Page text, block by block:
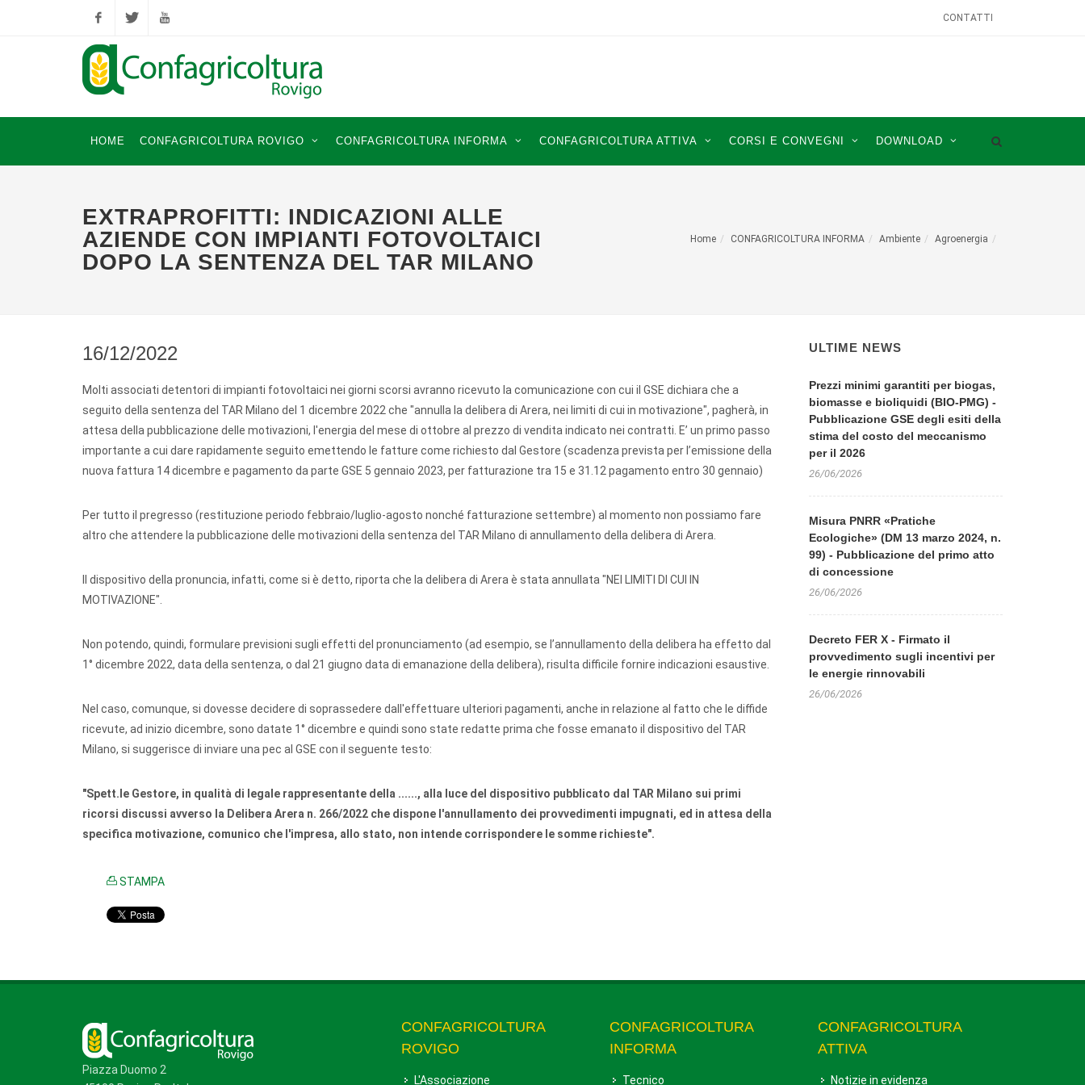
FacebookTwitter YouTube
CONTATTI
HOME CONFAGRICOLTURA ROVIGO CONFAGRICOLTURA INFORMA CONFAGRICOLTURA ATTIVA CORSI E CONVEGNI DOWNLOAD
EXTRAPROFITTI: INDICAZIONI ALLE
AZIENDE CON IMPIANTI FOTOVOLTAICI
DOPO LA SENTENZA DEL TAR MILANO
Home CONFAGRICOLTURA INFORMA Ambiente Agroenergia
16/12/2022
Molti associati detentori di impianti fotovoltaici nei giorni scorsi avranno ricevuto la comunicazione con cui il GSE dichiara che a
seguito della sentenza del TAR Milano del 1 dicembre 2022 che "annulla la delibera di Arera, nei limiti di cui in motivazione", pagherà, in
attesa della pubblicazione delle motivazioni, l'energia del mese di ottobre al prezzo di vendita indicato nei contratti. E’ un primo passo
importante a cui dare rapidamente seguito emettendo le fatture come richiesto dal Gestore (scadenza prevista per l’emissione della
nuova fattura 14 dicembre e pagamento da parte GSE 5 gennaio 2023, per fatturazione tra 15 e 31.12 pagamento entro 30 gennaio)
Per tutto il pregresso (restituzione periodo febbraio/luglio-agosto nonché fatturazione settembre) al momento non possiamo fare
altro che attendere la pubblicazione delle motivazioni della sentenza del TAR Milano di annullamento della delibera di Arera.
Il dispositivo della pronuncia, infatti, come si è detto, riporta che la delibera di Arera è stata annullata "NEI LIMITI DI CUI IN
MOTIVAZIONE".
Non potendo, quindi, formulare previsioni sugli effetti del pronunciamento (ad esempio, se l’annullamento della delibera ha effetto dal
1° dicembre 2022, data della sentenza, o dal 21 giugno data di emanazione della delibera), risulta difficile fornire indicazioni esaustive.
Nel caso, comunque, si dovesse decidere di soprassedere dall'effettuare ulteriori pagamenti, anche in relazione al fatto che le diffide
ricevute, ad inizio dicembre, sono datate 1° dicembre e quindi sono state redatte prima che fosse emanato il dispositivo del TAR
Milano, si suggerisce di inviare una pec al GSE con il seguente testo:
"Spett.le Gestore, in qualità di legale rappresentante della ......, alla luce del dispositivo pubblicato dal TAR Milano sui primi
ricorsi discussi avverso la Delibera Arera n. 266/2022 che dispone l'annullamento dei provvedimenti impugnati, ed in attesa della
specifica motivazione, comunico che l'impresa, allo stato, non intende corrispondere le somme richieste".
STAMPA
ULTIME NEWS
Prezzi minimi garantiti per biogas,
biomasse e bioliquidi (BIO-PMG) -
Pubblicazione GSE degli esiti della
stima del costo del meccanismo
per il 2026
26/06/2026
Misura PNRR «Pratiche
Ecologiche» (DM 13 marzo 2024, n.
99) - Pubblicazione del primo atto
di concessione
26/06/2026
Decreto FER X - Firmato il
provvedimento sugli incentivi per
le energie rinnovabili
26/06/2026
Piazza Duomo 2
CONFAGRICOLTURA
ROVIGO
L'Associazione
CONFAGRICOLTURA
INFORMA
Tecnico
CONFAGRICOLTURA
ATTIVA
Notizie in evidenza